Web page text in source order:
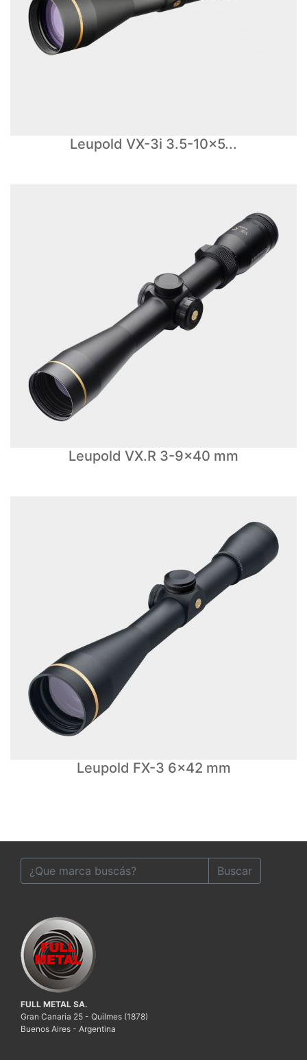
Leupold VX-3i 3.5-10x5...
Leupold VX.R 3-9x40 mm
Leupold FX-3 6x42 mm
Buscar
FULL METAL SA.
Gran Canaria 25 - Quilmes (1878)
Buenos Aires - Argentina